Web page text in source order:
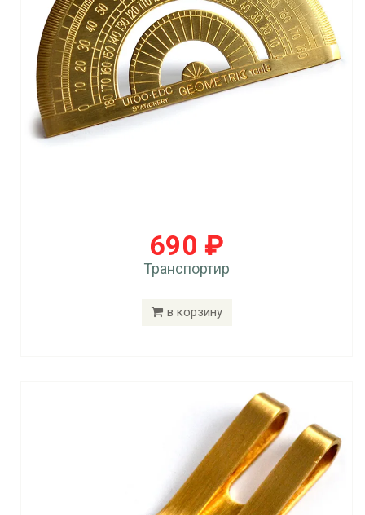
690 ₽
Транспортир
в корзину